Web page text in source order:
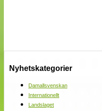
Nyhetskategorier
Damallsvenskan
Internationellt
Landslaget